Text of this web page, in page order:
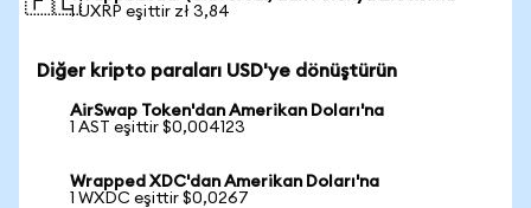
1 UXRP eşittir zł 3,84
Diğer kripto paraları USD'ye dönüştürün
AirSwap Token'dan Amerikan Doları'na
1 AST eşittir $0,004123
Wrapped XDC'dan Amerikan Doları'na
1 WXDC eşittir $0,0267